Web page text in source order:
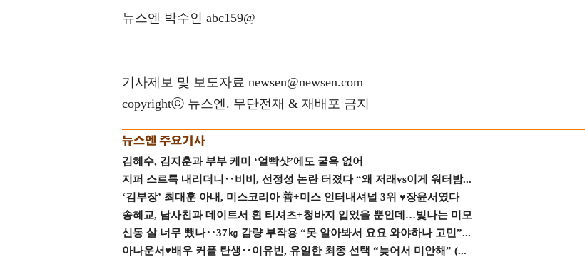
뉴스엔 박수인 abc159@
기사제보 및 보도자료 newsen@newsen.com
copyrightⓒ 뉴스엔. 무단전재 & 재배포 금지
김혜수, 김지훈과 부부 케미 ‘얼빡샷’에도 굴욕 없어
지퍼 스르륵 내리더니‥비비, 선정성 논란 터졌다 “왜 저래vs이게 워터밤...
‘김부장’ 최대훈 아내, 미스코리아 善+미스 인터내셔널 3위 ♥장윤서였다
송혜교, 남사친과 데이트서 흰 티셔츠+청바지 입었을 뿐인데…빛나는 미모
신동 살 너무 뺐나‥37㎏ 감량 부작용 “못 알아봐서 요요 와야하나 고민”...
아나운서♥배우 커플 탄생‥이유빈, 유일한 최종 선택 “늦어서 미안해” (...